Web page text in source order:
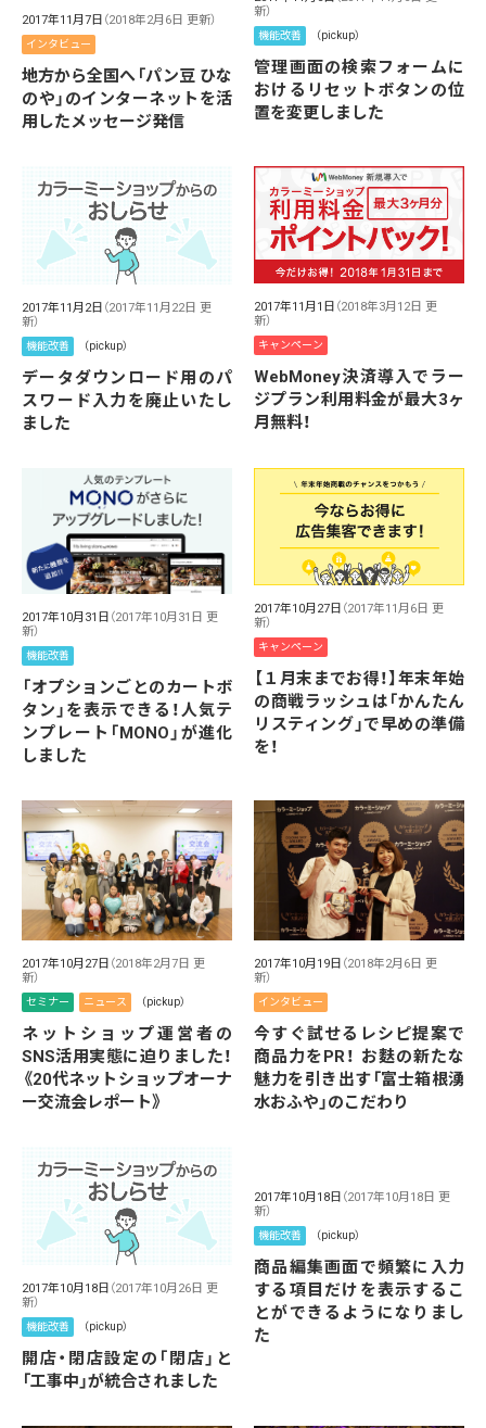
2017年11月7日 （2018年2月6日 更新）
インタビュー
地方から全国へ「パン豆 ひな
のや」のインターネットを活
用したメッセージ発信
新）
機能改善 （pickup）
管理画面の検索フォームに
おけるリセットボタンの位
置を変更しました
2017年11月2日 （2017年11月22日 更
新）
機能改善 （pickup）
データダウンロード用のパ
スワード入力を廃止いたし
ました
2017年11月1日 （2018年3月12日 更
新）
キャンペーン
WebMoney決済導入でラー
ジプラン利用料金が最大3ヶ
月無料！
2017年10月31日 （2017年10月31日 更
新）
機能改善
「オプションごとのカートボ
タン」を表示できる！人気テ
ンプレート「MONO」が進化
しました
2017年10月27日 （2017年11月6日 更
新）
キャンペーン
【１月末までお得！】年末年始
の商戦ラッシュは「かんたん
リスティング」で早めの準備
を！
2017年10月27日 （2018年2月7日 更
新）
セミナー ニュース （pickup）
ネットショップ運営者の
SNS活用実態に迫りました！
《20代ネットショップオーナ
ー交流会レポート》
2017年10月19日 （2018年2月6日 更
新）
インタビュー
今すぐ試せるレシピ提案で
商品力をPR！ お麩の新たな
魅力を引き出す「富士箱根湧
水おふや」のこだわり
2017年10月18日 （2017年10月26日 更
新）
機能改善 （pickup）
開店・閉店設定の「閉店」と
「工事中」が統合されました
2017年10月18日 （2017年10月18日 更
新）
機能改善 （pickup）
商品編集画面で頻繁に入力
する項目だけを表示するこ
とができるようになりまし
た